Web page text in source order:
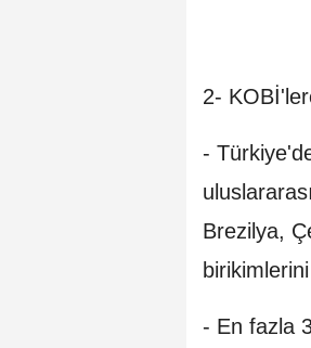
2-
-
Brezilya,
- En fazla